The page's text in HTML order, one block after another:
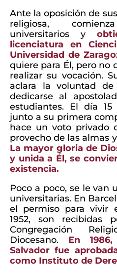
Ante la oposición de
religiosa,
universitarios y
licenciatura en
Universidad de
quiere para Él, pero no
realizar su vocación.
aclara la voluntad
dedicarse al
estudiantes. El día
junto a su primera
hace un voto privado
provecho de las almas
La mayor gloria de
y unida a Él, se
existencia.
Poco a poco, se le van
universitarias. En
el permiso para vivir
1952, son recibidas
Congregación
Diocesano. En
Salvador fue
como Instituto de